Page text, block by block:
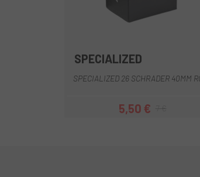
SPECIALIZED
SPECIALIZED 26 SCHRADER 40MM
Preis
5,50 €Regulärer Preis